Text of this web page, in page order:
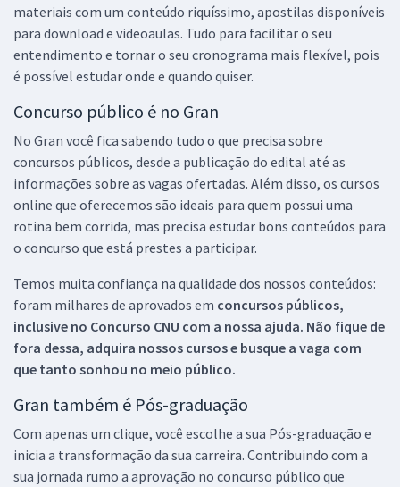
materiais com um conteúdo riquíssimo, apostilas disponíveis
para download e videoaulas. Tudo para facilitar o seu
entendimento e tornar o seu cronograma mais flexível, pois
é possível estudar onde e quando quiser.
Concurso público é no Gran
No Gran você fica sabendo tudo o que precisa sobre
concursos públicos, desde a publicação do edital até as
informações sobre as vagas ofertadas. Além disso, os cursos
online que oferecemos são ideais para quem possui uma
rotina bem corrida, mas precisa estudar bons conteúdos para
o concurso que está prestes a participar.
Temos muita confiança na qualidade dos nossos conteúdos:
foram milhares de aprovados em concursos públicos,
inclusive no Concurso CNU com a nossa ajuda. Não fique de
fora dessa, adquira nossos cursos e busque a vaga com
que tanto sonhou no meio público.
Gran também é Pós-graduação
Com apenas um clique, você escolhe a sua Pós-graduação e
inicia a transformação da sua carreira. Contribuindo com a
sua jornada rumo a aprovação no concurso público que